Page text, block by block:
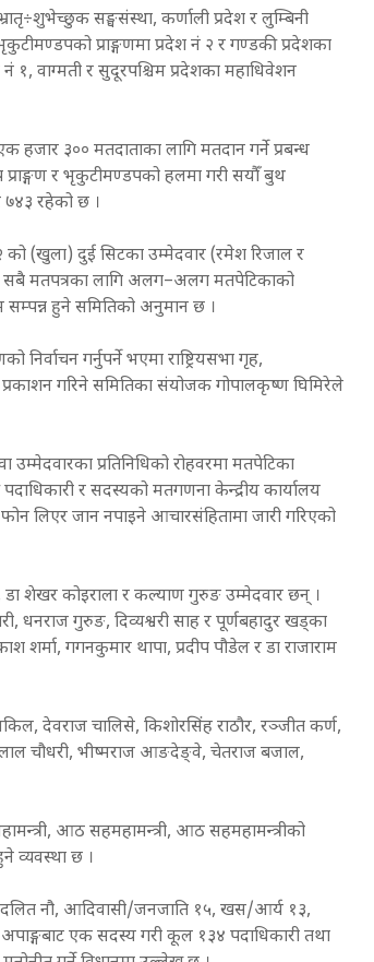
सङ्घसंस्था, कर्णाली प्रदेश र लुम्बिनी
प्राङ्गणमा प्रदेश नं २ र गण्डकी प्रदेशका
१, वाग्मती र सुदूरपश्चिम प्रदेशका महाधिवेशन
हजार ३०० मतदाताका लागि मतदान गर्ने प्रबन्ध
र भृकुटीमण्डपको हलमा गरी सयौँ बुथ
७४३ रहेको छ ।
को (खुला) दुई सिटका उम्मेदवार (रमेश रिजाल र
। सबै मतपत्रका लागि अलग–अलग मतपेटिकाको
सम्पन्न हुने समितिको अनुमान छ ।
गर्नुपर्ने भएमा राष्ट्रियसभा गृह,
गरिने समितिका संयोजक गोपालकृष्ण घिमिरेले
प्रतिनिधिको रोहवरमा मतपेटिका
पदाधिकारी र सदस्यको मतगणना केन्द्रीय कार्यालय
लिएर जान नपाइने आचारसंहितामा जारी गरिएको
डा शेखर कोइराला र कल्याण गुरुङ उम्मेदवार छन् ।
धनराज गुरुङ, दिव्यश्वरी साह र पूर्णबहादुर खड्का
शर्मा, गगनकुमार थापा, प्रदीप पौडेल र डा राजाराम
देवराज चालिसे, किशोरसिंह राठौर, रञ्जीत कर्ण,
चौधरी, भीष्मराज आङदेङ्वे, चेतराज बजाल,
आठ सहमहामन्त्री, आठ सहमहामन्त्रीको
व्यवस्था छ ।
दलित नौ, आदिवासी/जनजाति १५, खस/आर्य १३,
एक सदस्य गरी कूल १३४ पदाधिकारी तथा